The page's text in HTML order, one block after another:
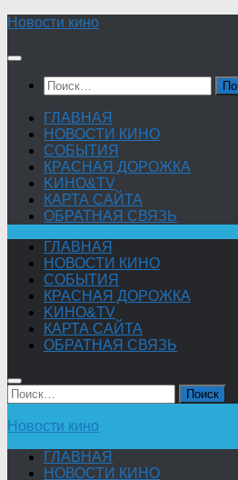
Skip
content
Новости кино
Найти:
ГЛАВНАЯ
НОВОСТИ КИНО
СОБЫТИЯ
КРАСНАЯ ДОРОЖКА
KИНО&TV
КАРТА САЙТА
ОБРАТНАЯ СВЯЗЬ
ГЛАВНАЯ
НОВОСТИ КИНО
СОБЫТИЯ
КРАСНАЯ ДОРОЖКА
KИНО&TV
КАРТА САЙТА
ОБРАТНАЯ СВЯЗЬ
Найти:
Новости кино
ГЛАВНАЯ
НОВОСТИ КИНО